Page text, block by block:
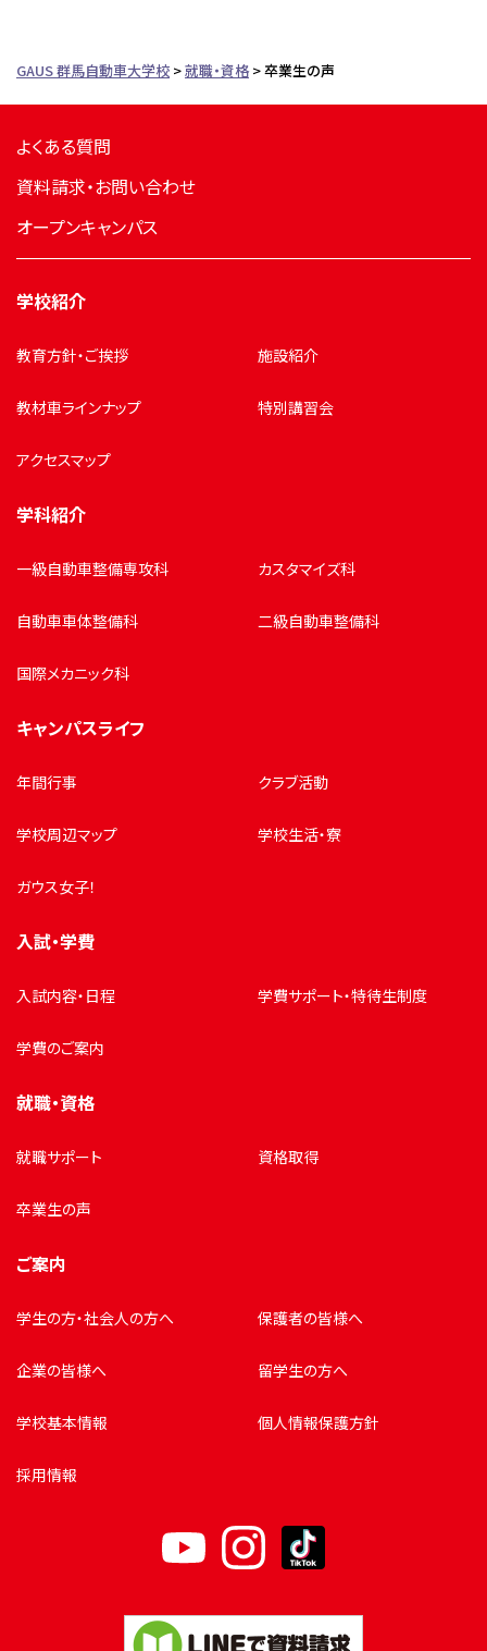
GAUS 群馬自動車大学校 >就職・資格>卒業生の声
よくある質問
資料請求・お問い合わせ
オープンキャンパス
学校紹介
教育方針・ご挨拶 施設紹介
教材車ラインナップ 特別講習会
アクセスマップ
学科紹介
一級自動車整備専攻科 カスタマイズ科
自動車車体整備科 二級自動車整備科
国際メカニック科
キャンパスライフ
年間行事 クラブ活動
学校周辺マップ 学校生活・寮
ガウス女子！
入試・学費
入試内容・日程 学費サポート・特待生制度
学費のご案内
就職・資格
就職サポート 資格取得
卒業生の声
ご案内
学生の方・社会人の方へ 保護者の皆様へ
企業の皆様へ 留学生の方へ
学校基本情報 個人情報保護方針
採用情報